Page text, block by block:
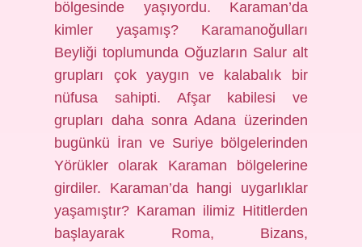
bölgesinde yaşıyordu. Karaman’da
kimler yaşamış? Karamanoğulları
Beyliği toplumunda Oğuzların Salur alt
grupları çok yaygın ve kalabalık bir
nüfusa sahipti. Afşar kabilesi ve
grupları daha sonra Adana üzerinden
bugünkü İran ve Suriye bölgelerinden
Yörükler olarak Karaman bölgelerine
girdiler. Karaman’da hangi uygarlıklar
yaşamıştır? Karaman ilimiz Hititlerden
başlayarak Roma, Bizans,